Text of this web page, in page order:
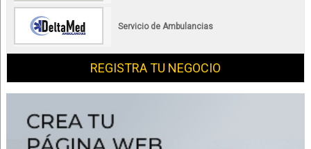
Servicio de Ambulancias
REGISTRA TU NEGOCIO